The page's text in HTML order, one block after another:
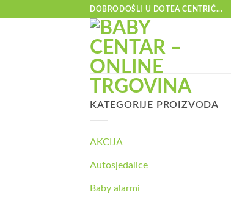
DOBRODOŠLI U DOTEA CENTRIĆ...
KATEGORIJE PROIZVODA
AKCIJA
Autosjedalice
Baby alarmi